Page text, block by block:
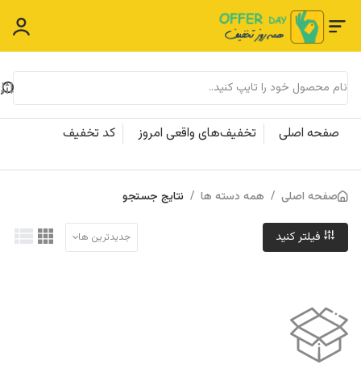
صفحه اصلی تخفیف‌های واقعی امروز کد تخفیف
صفحه اصلی / همه دسته ها / نتایج جستجو
جدیدترین ها